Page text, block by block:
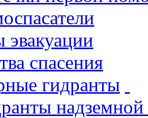
спасения
гидранты